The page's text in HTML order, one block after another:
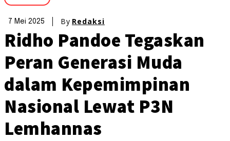
7 Mei 2025 By Redaksi
Ridho Pandoe Tegaskan
Peran Generasi Muda
dalam Kepemimpinan
Nasional Lewat P3N
Lemhannas